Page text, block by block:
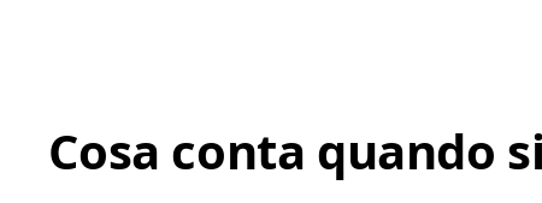
Cosa conta quando